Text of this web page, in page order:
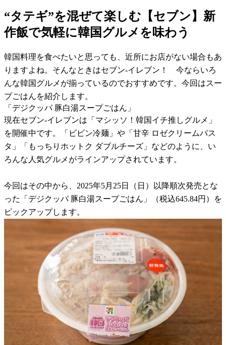
“タテギ”を混ぜて楽しむ【セブン】新
作飯で気軽に韓国グルメを味わう
韓国料理を食べたいと思っても、近所にお店がない場合もあ
りますよね。そんなときはセブン-イレブン！ 今ならいろ
んな韓国グルメが揃っているのでおすすめです。今回はスー
プごはんを紹介します。
「デジクッパ 豚白湯スープごはん」
現在セブン-イレブンは「マシッソ！韓国イチ推しグルメ」
を開催中です。「ビビン冷麺」や「甘辛 ロゼクリームパス
タ」「もっちりホットク ダブルチーズ」などのように、い
ろんな人気グルメがラインアップされています。
今回はその中から、2025年5月25日（日）以降順次発売とな
った「デジクッパ 豚白湯スープごはん」（税込645.84円）を
ピックアップします。